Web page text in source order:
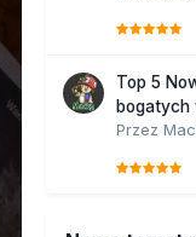
Top 5
bogatych
Przez